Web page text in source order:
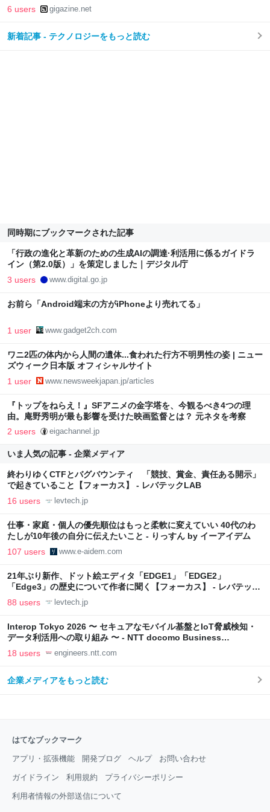
6 users gigazine.net
新着記事 - テクノロジーをもっと読む
同時期にブックマークされた記事
「行政の進化と革新のための生成AIの調達·利活用に係るガイドラ
イン（第2.0版）」を策定しました｜デジタル庁
3 users www.digital.go.jp
お前ら「Android端末の方がiPhoneより売れてる」
1 user www.gadget2ch.com
ワニ2匹の体内から人間の遺体...食われた行方不明男性の姿 | ニュー
ズウィーク日本版 オフィシャルサイト
1 user www.newsweekjapan.jp/articles
『トップをねらえ！』SFアニメの金字塔を、今観るべき4つの理
由。庵野秀明が最も影響を受けた映画監督とは？ 元ネタを考察
2 users eigachannel.jp
いま人気の記事 - 企業メディア
終わりゆくCTFとバグバウンティ 「競技、賞金、責任ある開示」
で起きていること【フォーカス】 - レバテックLAB
16 users levtech.jp
仕事・家庭・個人の優先順位はもっと柔軟に変えていい 40代のわ
たしが10年後の自分に伝えたいこと - りっすん by イーアイデム
107 users www.e-aidem.com
21年ぶり新作、ドット絵エディタ「EDGE1」「EDGE2」
「Edge3」の歴史について作者に聞く【フォーカス】 - レバテック
LAB
88 users levtech.jp
Interop Tokyo 2026 〜 セキュアなモバイル基盤とIoT脅威検知・
データ利活用への取り組み 〜 - NTT docomo Business
Engineers' Blog
18 users engineers.ntt.com
企業メディアをもっと読む
はてなブックマーク
アプリ・拡張機能 開発ブログ ヘルプ お問い合わせ
ガイドライン 利用規約 プライバシーポリシー
利用者情報の外部送信について